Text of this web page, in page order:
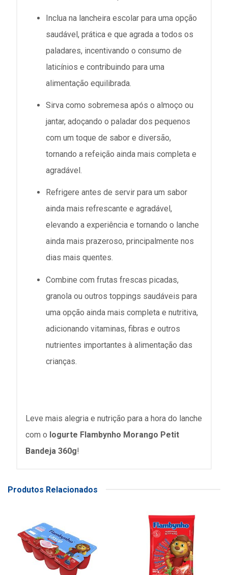
Inclua na lancheira escolar para uma opção
saudável, prática e que agrada a todos os
paladares, incentivando o consumo de
laticínios e contribuindo para uma
alimentação equilibrada.
Sirva como sobremesa após o almoço ou
jantar, adoçando o paladar dos pequenos
com um toque de sabor e diversão,
tornando a refeição ainda mais completa e
agradável.
Refrigere antes de servir para um sabor
ainda mais refrescante e agradável,
elevando a experiência e tornando o lanche
ainda mais prazeroso, principalmente nos
dias mais quentes.
Combine com frutas frescas picadas,
granola ou outros toppings saudáveis para
uma opção ainda mais completa e nutritiva,
adicionando vitaminas, fibras e outros
nutrientes importantes à alimentação das
crianças.
Leve mais alegria e nutrição para a hora do lanche
com o Iogurte Flambynho Morango Petit
Bandeja 360g!
Produtos Relacionados